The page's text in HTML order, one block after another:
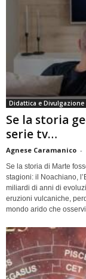
Didattica e Divulgazione
Se la storia
serie tv…
Agnese Caramanico -
Se la storia di Marte
stagioni: il Noachiano,
miliardi di anni di
eruzioni vulcaniche,
mondo arido che